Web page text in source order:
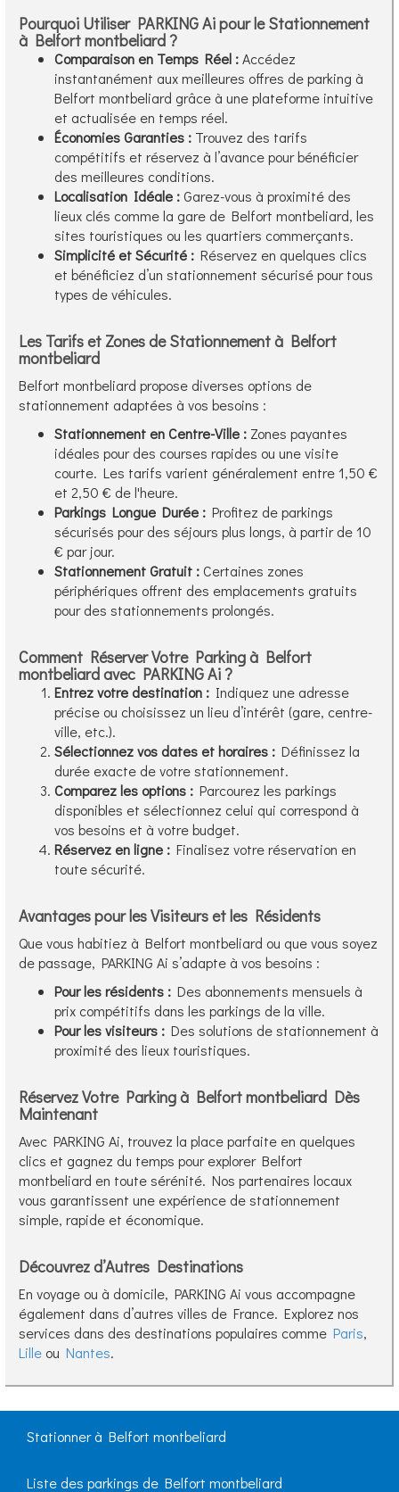
Pourquoi Utiliser PARKING Ai pour le Stationnement
à Belfort montbeliard ?
Comparaison en Temps Réel :Accédez
instantanément aux meilleures offres de parking à
Belfort montbeliard grâce à une plateforme intuitive
et actualisée en temps réel.
Économies Garanties : Trouvez des tarifs
compétitifs et réservez à l’avance pour bénéficier
des meilleures conditions.
Localisation Idéale :Garez-vous à proximité des
lieux clés comme la gare de Belfort montbeliard, les
sites touristiques ou les quartiers commerçants.
Simplicité et Sécurité : Réservez en quelques clics
et bénéficiez d’un stationnement sécurisé pour tous
types de véhicules.
Les Tarifs et Zones de Stationnement à Belfort
montbeliard
Belfort montbeliard propose diverses options de
stationnement adaptées à vos besoins :
Stationnement en Centre-Ville : Zones payantes
idéales pour des courses rapides ou une visite
courte. Les tarifs varient généralement entre 1,50 €
et 2,50 € de l'heure.
Parkings Longue Durée : Profitez de parkings
sécurisés pour des séjours plus longs, à partir de 10
€ par jour.
Stationnement Gratuit :Certaines zones
périphériques offrent des emplacements gratuits
pour des stationnements prolongés.
Comment Réserver Votre Parking à Belfort
montbeliard avec PARKING Ai ?
Entrez votre destination : Indiquez une adresse
précise ou choisissez un lieu d’intérêt (gare, centre-
ville, etc.).
Sélectionnez vos dates et horaires : Définissez la
durée exacte de votre stationnement.
Comparez les options : Parcourez les parkings
disponibles et sélectionnez celui qui correspond à
vos besoins et à votre budget.
Réservez en ligne : Finalisez votre réservation en
toute sécurité.
Avantages pour les Visiteurs et les Résidents
Que vous habitiez à Belfort montbeliard ou que vous soyez
de passage, PARKING Ai s’adapte à vos besoins :
Pour les résidents : Des abonnements mensuels à
prix compétitifs dans les parkings de la ville.
Pour les visiteurs : Des solutions de stationnement à
proximité des lieux touristiques.
Réservez Votre Parking à Belfort montbeliard Dès
Maintenant
Avec PARKING Ai, trouvez la place parfaite en quelques
clics et gagnez du temps pour explorer Belfort
montbeliard en toute sérénité. Nos partenaires locaux
vous garantissent une expérience de stationnement
simple, rapide et économique.
Découvrez d’Autres Destinations
En voyage ou à domicile, PARKING Ai vous accompagne
également dans d’autres villes de France. Explorez nos
services dans des destinations populaires comme Paris,
Lille ou Nantes.
Stationner à Belfort montbeliard
Liste des parkings de Belfort montbeliard